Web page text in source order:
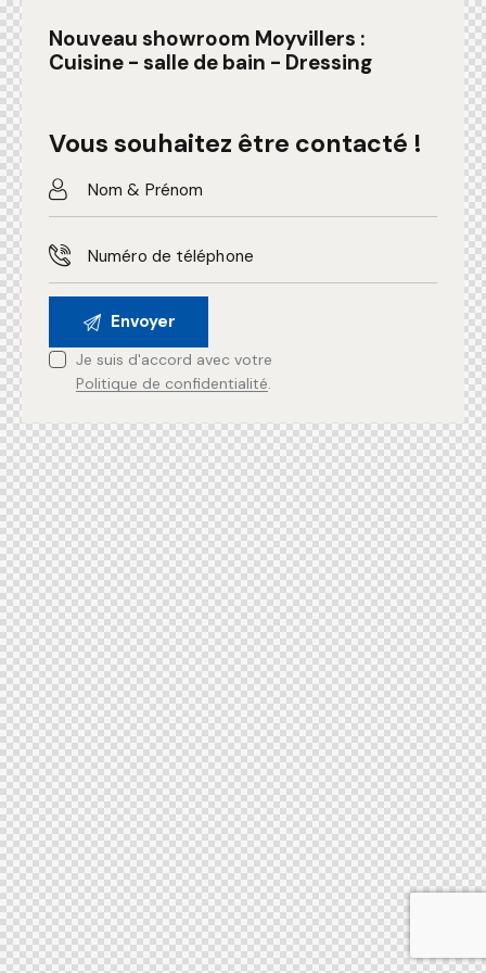
Nouveau showroom Moyvillers :
Cuisine - salle de bain - Dressing
Vous souhaitez être contacté !
Je suis d'accord avec votre
Politique de confidentialité.